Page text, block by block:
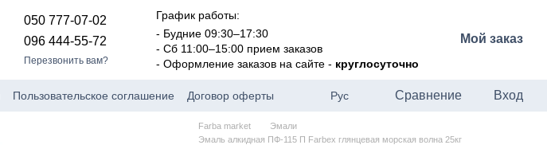
050 777-07-02
096 444-55-72
Перезвонить вам?
График работы:
- Будние 09:30–17:30
- Сб 11:00–15:00 прием заказов
- Оформление заказов на сайте - круглосуточно
Мой заказ
Пользовательское соглашение Договор оферты Рус Сравнение Вход
Farba market
Эмали
Эмаль алкидная ПФ-115 П Farbex глянцевая морская волна 25кг